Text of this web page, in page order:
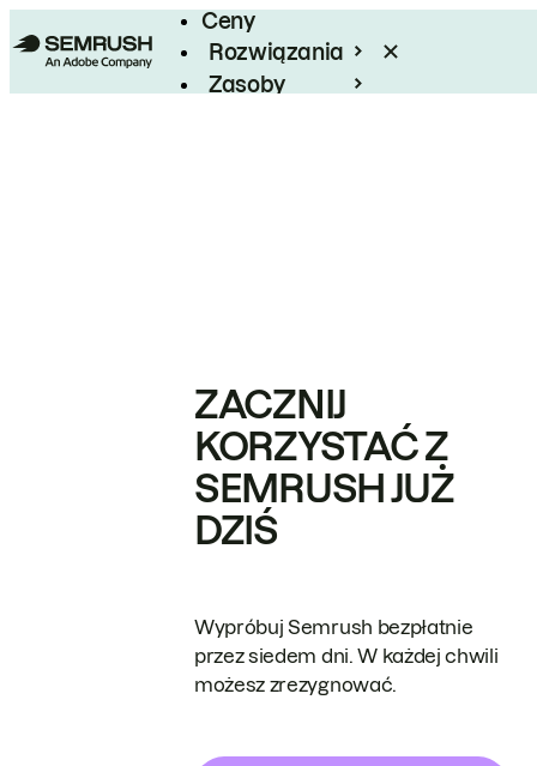
Ceny
Rozwiązania
Zasoby
ZACZNIJ
KORZYSTAĆ Z
SEMRUSH JUŻ
DZIŚ
Wypróbuj Semrush bezpłatnie
przez siedem dni. W każdej chwili
możesz zrezygnować.